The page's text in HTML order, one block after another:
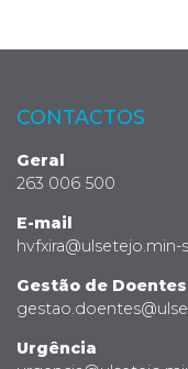
CONTACTOS
Geral
263 006 500
E-mail
hvfxira@ulsetejo.min-
Gestão de Doentes
Urgência